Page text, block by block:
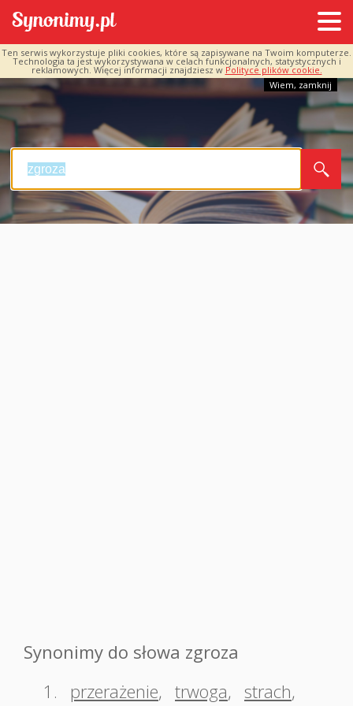
Ten serwis wykorzystuje pliki cookies, które są zapisywane na Twoim komputerze.
Technologia ta jest wykorzystywana w celach funkcjonalnych, statystycznych i
reklamowych. Więcej informacji znajdziesz w Polityce plików cookie.
Wiem, zamknij
Synonimy do słowa zgroza
1.
przerażenie, trwoga, strach,